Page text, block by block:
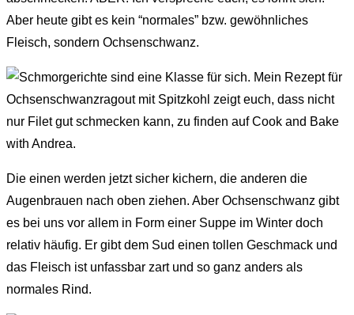
Aber heute gibt es kein “normales” bzw. gewöhnliches
Fleisch, sondern Ochsenschwanz.
Die einen werden jetzt sicher kichern, die anderen die
Augenbrauen nach oben ziehen. Aber Ochsenschwanz gibt
es bei uns vor allem in Form einer Suppe im Winter doch
relativ häufig. Er gibt dem Sud einen tollen Geschmack und
das Fleisch ist unfassbar zart und so ganz anders als
normales Rind.